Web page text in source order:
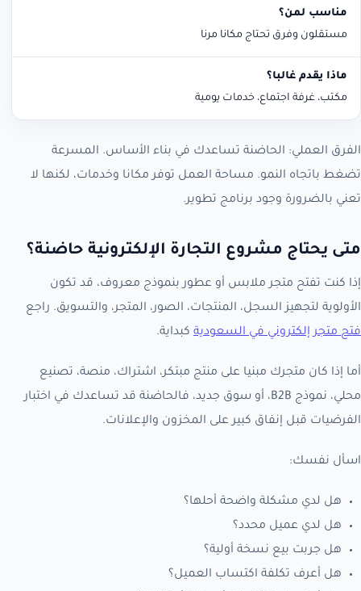
مستقلون وفرق تحتاج مكانا مرنا
مكتب، غرفة اجتماع، خدمات يومية
الفرق العملي: الحاضنة تساعدك في بناء الأساس. المسرعة
تضغط باتجاه النمو. مساحة العمل توفر مكانا وخدمات، لكنها لا
تعني بالضرورة وجود برنامج تطوير.
متى يحتاج مشروع التجارة الإلكترونية حاضنة؟
إذا كنت تفتح متجر ملابس أو عطور بنموذج معروف، قد تكون
الأولوية لتجهيز السجل، المنتجات، الصور، المتجر، والتسويق. راجع
فتح متجر إلكتروني في السعودية كبداية.
أما إذا كان متجرك مبنيا على منتج مبتكر، اشتراك، منصة، تصنيع
محلي، نموذج B2B، أو سوق جديد، فالحاضنة قد تساعدك في اختبار
الفرضيات قبل إنفاق كبير على المخزون والإعلانات.
اسأل نفسك:
هل لدي مشكلة واضحة أحلها؟
هل لدي عميل محدد؟
هل جربت بيع نسخة أولية؟
هل أعرف تكلفة اكتساب العميل؟